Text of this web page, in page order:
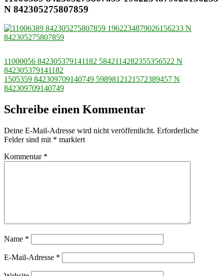
N 842305275807859
Beitragsnavigation
11000056 842305379141182 5842114282355356522 N
842305379141182
1505359 842309709140749 5989812121572389457 N
842309709140749
Schreibe einen Kommentar
Deine E-Mail-Adresse wird nicht veröffentlicht. Erforderliche
Felder sind mit * markiert
Kommentar *
Name *
E-Mail-Adresse *